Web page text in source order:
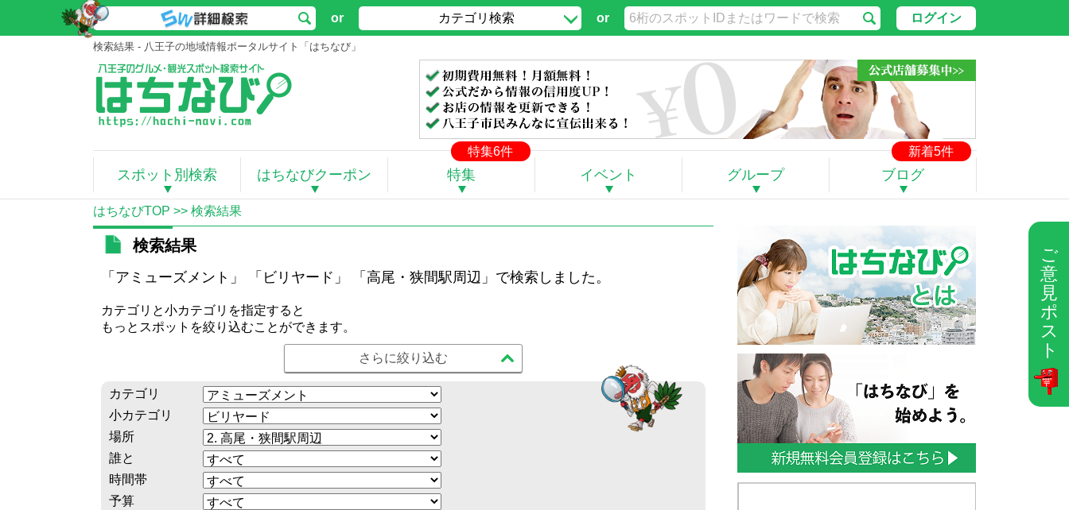
ご
意
見
ポ
ス
ト
or カテゴリ検索 or ログイン
検索結果 - 八王子の地域情報ポータルサイト「はちなび」
特集6件 新着5件
スポット別検索 はちなびクーポン 特集 イベント グループ ブログ
はちなびTOP >> 検索結果
検索結果
「アミューズメント」 「ビリヤード」 「高尾・狭間駅周辺」で検索しました。
カテゴリと小カテゴリを指定すると
もっとスポットを絞り込むことができます。
さらに絞り込む
カテゴリ
小カテゴリ
場所
誰と
時間帯
予算